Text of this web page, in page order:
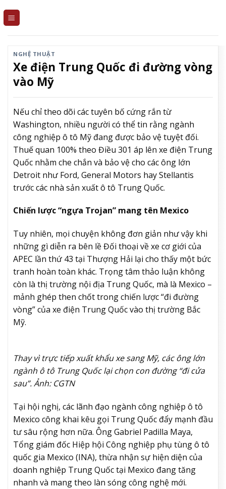
NGHỆ THUẬT
Xe điện Trung Quốc đi đường vòng
vào Mỹ
Nếu chỉ theo dõi các tuyên bố cứng rắn từ
Washington, nhiều người có thể tin rằng ngành
công nghiệp ô tô Mỹ đang được bảo vệ tuyệt đối.
Thuế quan 100% theo Điều 301 áp lên xe điện Trung
Quốc nhằm che chắn và bảo vệ cho các ông lớn
Detroit như Ford, General Motors hay Stellantis
trước các nhà sản xuất ô tô Trung Quốc.
Chiến lược “ngựa Trojan” mang tên Mexico
Tuy nhiên, mọi chuyện không đơn giản như vậy khi
những gì diễn ra bên lề Đối thoại về xe cơ giới của
APEC lần thứ 43 tại Thượng Hải lại cho thấy một bức
tranh hoàn toàn khác. Trọng tâm thảo luận không
còn là thị trường nội địa Trung Quốc, mà là Mexico –
mảnh ghép then chốt trong chiến lược “đi đường
vòng” của xe điện Trung Quốc vào thị trường Bắc
Mỹ.
Thay vì trực tiếp xuất khẩu xe sang Mỹ, các ông lớn
ngành ô tô Trung Quốc lại chọn con đường “đi cửa
sau”. Ảnh: CGTN
Tại hội nghị, các lãnh đạo ngành công nghiệp ô tô
Mexico công khai kêu gọi Trung Quốc đẩy mạnh đầu
tư sâu rộng hơn nữa. Ông Gabriel Padilla Maya,
Tổng giám đốc Hiệp hội Công nghiệp phụ tùng ô tô
quốc gia Mexico (INA), thừa nhận sự hiện diện của
doanh nghiệp Trung Quốc tại Mexico đang tăng
nhanh và mang theo làn sóng công nghệ mới.